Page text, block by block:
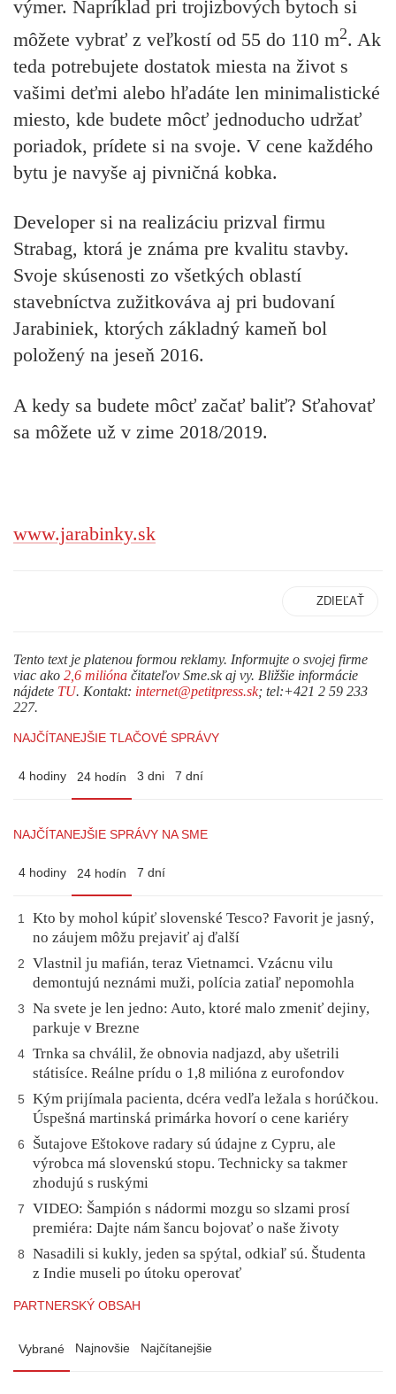
výmer. Napríklad pri trojizbových bytoch si
môžete vybrať z veľkostí od 55 do 110 m2. Ak
teda potrebujete dostatok miesta na život s
vašimi deťmi alebo hľadáte len minimalistické
miesto, kde budete môcť jednoducho udržať
poriadok, prídete si na svoje. V cene každého
bytu je navyše aj pivničná kobka.
Developer si na realizáciu prizval firmu
Strabag, ktorá je známa pre kvalitu stavby.
Svoje skúsenosti zo všetkých oblastí
stavebníctva zužitkováva aj pri budovaní
Jarabiniek, ktorých základný kameň bol
položený na jeseň 2016.
A kedy sa budete môcť začať baliť? Sťahovať
sa môžete už v zime 2018/2019.
www.jarabinky.sk
ZDIEĽAŤ
Tento text je platenou formou reklamy. Informujte o svojej firme
viac ako 2,6 milióna čitateľov Sme.sk aj vy. Bližšie informácie
nájdete TU. Kontakt: internet@petitpress.sk; tel:+421 2 59 233
227.
NAJČÍTANEJŠIE TLAČOVÉ SPRÁVY
4 hodiny 24 hodín 3 dni 7 dní
NAJČÍTANEJŠIE SPRÁVY NA SME
4 hodiny 24 hodín 7 dní
1
Kto by mohol kúpiť slovenské Tesco? Favorit je jasný,
no záujem môžu prejaviť aj ďalší
2
Vlastnil ju mafián, teraz Vietnamci. Vzácnu vilu
demontujú neznámi muži, polícia zatiaľ nepomohla
3
Na svete je len jedno: Auto, ktoré malo zmeniť dejiny,
parkuje v Brezne
4 Trnka sa chválil, že obnovia nadjazd, aby ušetrili
státisíce. Reálne prídu o 1,8 milióna z eurofondov
5
Kým prijímala pacienta, dcéra vedľa ležala s horúčkou.
Úspešná martinská primárka hovorí o cene kariéry
6
Šutajove Eštokove radary sú údajne z Cypru, ale
výrobca má slovenskú stopu. Technicky sa takmer
zhodujú s ruskými
7
VIDEO: Šampión s nádormi mozgu so slzami prosí
premiéra: Dajte nám šancu bojovať o naše životy
8
Nasadili si kukly, jeden sa spýtal, odkiaľ sú. Študenta
z Indie museli po útoku operovať
PARTNERSKÝ OBSAH
Vybrané Najnovšie Najčítanejšie